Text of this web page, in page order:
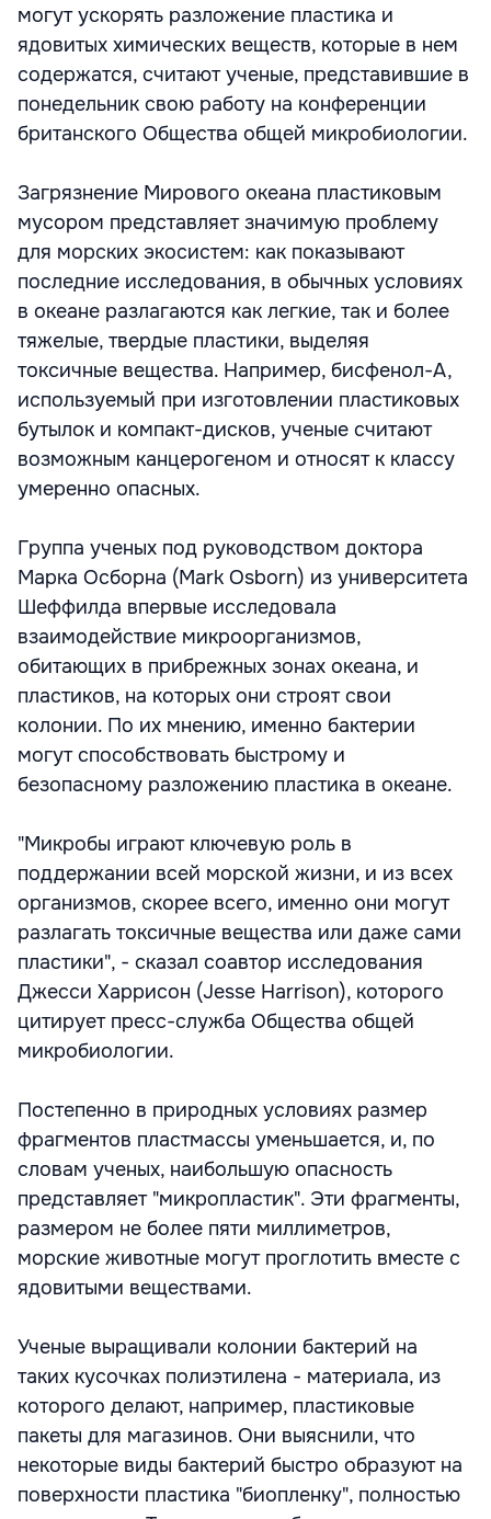
могут ускорять разложение пластика и
ядовитых химических веществ, которые в нем
содержатся, считают ученые, представившие в
понедельник свою работу на конференции
британского Общества общей микробиологии.
Загрязнение Мирового океана пластиковым
мусором представляет значимую проблему
для морских экосистем: как показывают
последние исследования, в обычных условиях
в океане разлагаются как легкие, так и более
тяжелые, твердые пластики, выделяя
токсичные вещества. Например, бисфенол-А,
используемый при изготовлении пластиковых
бутылок и компакт-дисков, ученые считают
возможным канцерогеном и относят к классу
умеренно опасных.
Группа ученых под руководством доктора
Марка Осборна (Mark Osborn) из университета
Шеффилда впервые исследовала
взаимодействие микроорганизмов,
обитающих в прибрежных зонах океана, и
пластиков, на которых они строят свои
колонии. По их мнению, именно бактерии
могут способствовать быстрому и
безопасному разложению пластика в океане.
"Микробы играют ключевую роль в
поддержании всей морской жизни, и из всех
организмов, скорее всего, именно они могут
разлагать токсичные вещества или даже сами
пластики", - сказал соавтор исследования
Джесси Харрисон (Jesse Harrison), которого
цитирует пресс-служба Общества общей
микробиологии.
Постепенно в природных условиях размер
фрагментов пластмассы уменьшается, и, по
словам ученых, наибольшую опасность
представляет "микропластик". Эти фрагменты,
размером не более пяти миллиметров,
морские животные могут проглотить вместе с
ядовитыми веществами.
Ученые выращивали колонии бактерий на
таких кусочках полиэтилена - материала, из
которого делают, например, пластиковые
пакеты для магазинов. Они выяснили, что
некоторые виды бактерий быстро образуют на
поверхности пластика "биопленку", полностью